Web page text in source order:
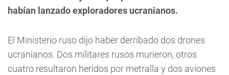
habían lanzado exploradores ucranianos.
El Ministerio ruso dijo haber derribado dos drones
ucranianos. Dos militares rusos murieron, otros
cuatro resultaron heridos por metralla y dos aviones